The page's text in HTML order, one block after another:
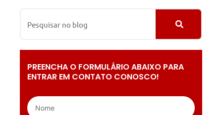
PREENCHA O FORMULÁRIO ABAIXO PARA
ENTRAR EM CONTATO CONOSCO!